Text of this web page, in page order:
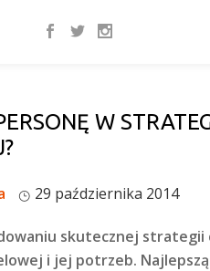
W
29 października 2014
skutecznej
i jej potrzeb.